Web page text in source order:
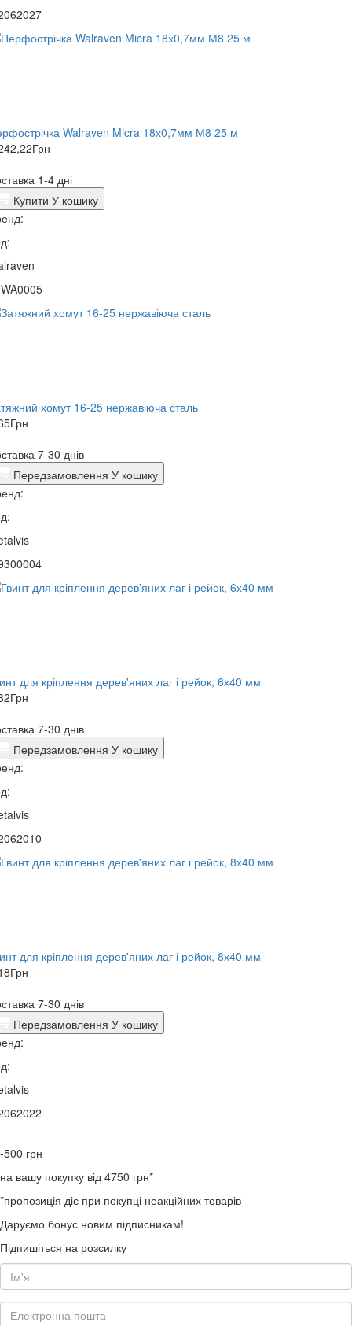
Walraven Micra 18х0,7мм М8 25 м
Грн
1-4 дні
Купити У кошику
хомут 16-25 нержавіюча сталь
Грн
7-30 днів
Передзамовлення У кошику
для кріплення дерев'яних лаг і рейок, 6х40 мм
Грн
7-30 днів
Передзамовлення У кошику
для кріплення дерев'яних лаг і рейок, 8х40 мм
Грн
7-30 днів
Передзамовлення У кошику
-500 грн
на вашу покупку від 4750 грн*
*пропозиція діє при покупці неакційних товарів
Даруємо бонус новим підписникам!
Підпишіться на розсилку